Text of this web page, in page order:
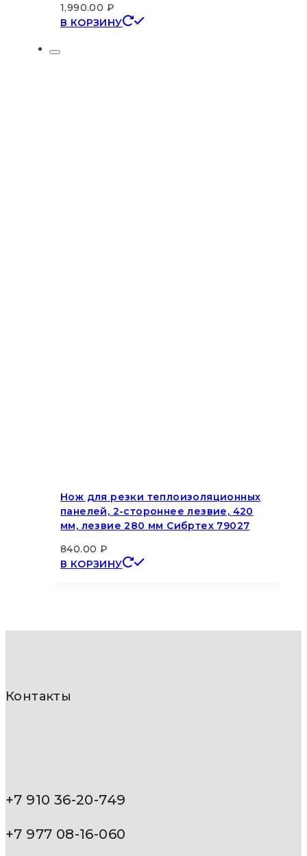
1,990.00 ₽
В КОРЗИНУ
Нож для резки теплоизоляционных
панелей, 2-стороннее лезвие, 420
мм, лезвие 280 мм Сибртех 79027
840.00 ₽
В КОРЗИНУ
Контакты
+7 910 36-20-749
+7 977 08-16-060